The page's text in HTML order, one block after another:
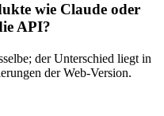
wie Claude oder
API?
der Unterschied liegt in
der Web-Version.